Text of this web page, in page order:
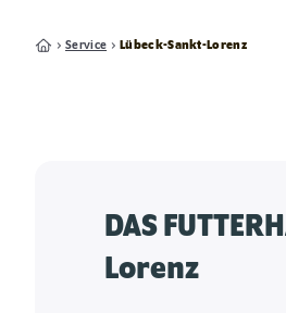
Service Lübeck-Sankt-Lorenz
DAS
Lorenz